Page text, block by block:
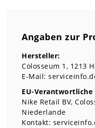
Angaben zur
Hersteller:
Colosseum 1 1213
E-Mail:
EU-Verantwortliche
Nike Retail BV
Niederlande
Kontakt: